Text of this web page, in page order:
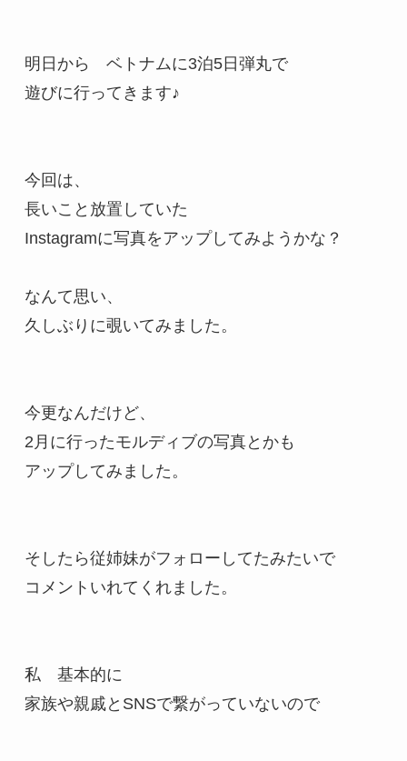
明日から　ベトナムに3泊5日弾丸で
遊びに行ってきます♪
今回は、
長いこと放置していた
Instagramに写真をアップしてみようかな？
なんて思い、
久しぶりに覗いてみました。
今更なんだけど、
2月に行ったモルディブの写真とかも
アップしてみました。
そしたら従姉妹がフォローしてたみたいで
コメントいれてくれました。
私　基本的に
家族や親戚とSNSで繋がっていないので